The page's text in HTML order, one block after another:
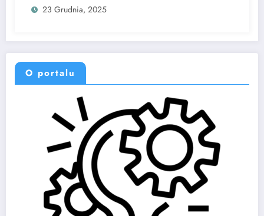
23 Grudnia, 2025
O portalu